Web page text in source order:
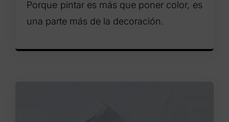
Porque pintar es más que poner color, es
una parte más de la decoración.